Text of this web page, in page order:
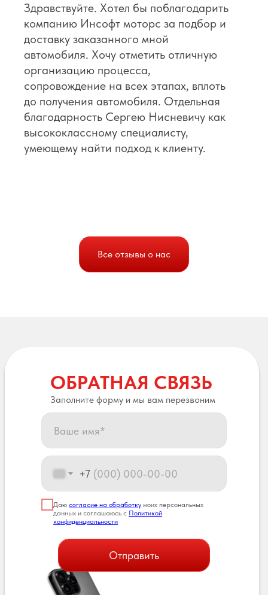
Здравствуйте. Хотел бы поблагодарить
компанию Инсофт моторс за подбор и
доставку заказанного мной
автомобиля. Хочу отметить отличную
организацию процесса,
сопровождение на всех этапах, вплоть
до получения автомобиля. Отдельная
благодарность Сергею Нисневичу как
высококлассному специалисту,
умеющему найти подход к клиенту.
Все отзывы о нас
ОБРАТНАЯ СВЯЗЬ
Заполните форму и мы вам перезвоним
+7
Даю согласие на обработку моих персональных
данных и соглашаюсь с Политикой
конфиденциальности
Отправить